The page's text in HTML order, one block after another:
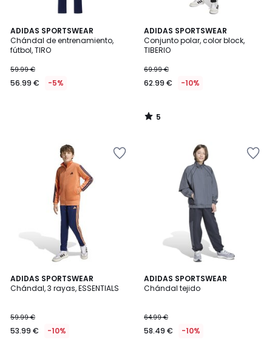
ADIDAS SPORTSWEAR
Chándal de entrenamiento,
fútbol, TIRO
59.99 €
56.99 € -5%
ADIDAS SPORTSWEAR
Conjunto polar, color block,
TIBERIO
69.99 €
62.99 € -10%
5
/
5
5
/
ADIDAS SPORTSWEAR
Chándal, 3 rayas, ESSENTIALS
59.99 €
53.99 € -10%
ADIDAS SPORTSWEAR
Chándal tejido
64.99 €
58.49 € -10%